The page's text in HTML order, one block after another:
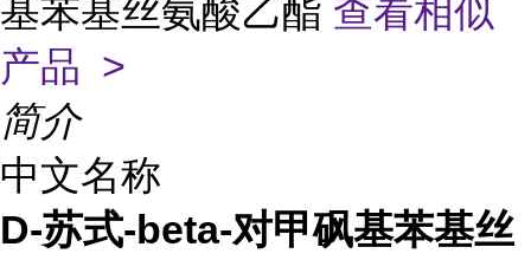
基苯基丝氨酸乙酯 查看相似
产品 >
简介
中文名称
D-苏式-beta-对甲砜基苯基丝